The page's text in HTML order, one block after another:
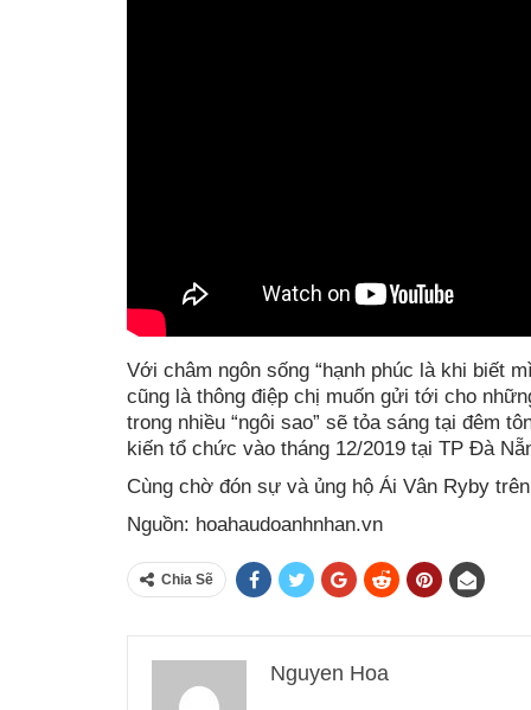
Với châm ngôn sống “hạnh phúc là khi biết
cũng là thông điệp chị muốn gửi tới cho
trong nhiều “ngôi sao” sẽ tỏa sáng tại đêm
kiến tổ chức vào tháng 12/2019 tại TP Đà
Cùng chờ đón sự và ủng hộ Ái Vân Ryby
Nguồn: hoahaudoanhnhan.vn
Chia Sẽ
Nguyen Hoa